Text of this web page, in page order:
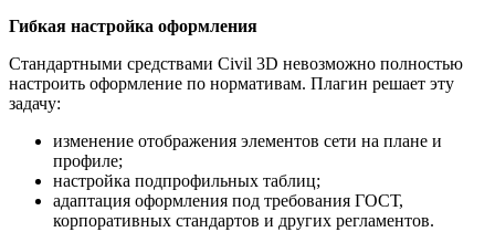
Гибкая настройка оформления
Стандартными средствами Civil 3D невозможно полностью
настроить оформление по нормативам. Плагин решает эту
задачу:
изменение отображения элементов сети на плане и
профиле;
настройка подпрофильных таблиц;
адаптация оформления под требования ГОСТ,
корпоративных стандартов и других регламентов.